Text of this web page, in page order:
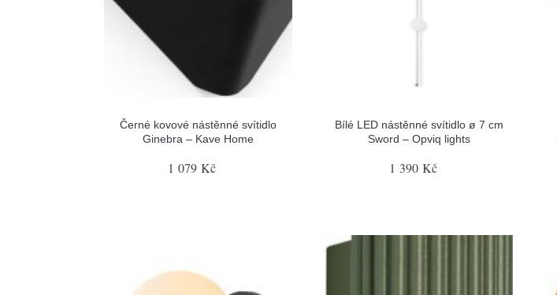
Černé kovové nástěnné svítidlo
Ginebra – Kave Home
1 079 Kč
Bílé LED nástěnné svítidlo ø 7 cm
Sword – Opviq lights
1 390 Kč